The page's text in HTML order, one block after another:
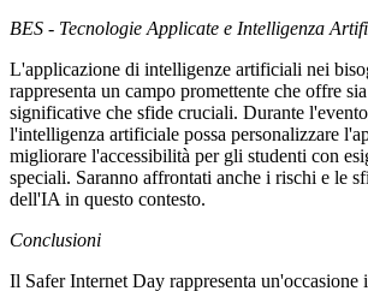
BES - Tecnologie Applicate e Intelligenza
L'applicazione di intelligenze artificiali nei
rappresenta un campo promettente che offre
significative che sfide cruciali. Durante
l'intelligenza artificiale possa personalizzare
migliorare l'accessibilità per gli studenti con
speciali. Saranno affrontati anche i rischi e le
dell'IA in questo contesto.
Conclusioni
Il Safer Internet Day rappresenta un'occasione